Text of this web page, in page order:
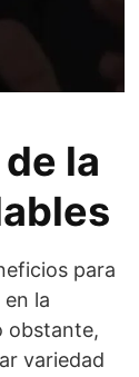
la
para
la
obstante,
variedad